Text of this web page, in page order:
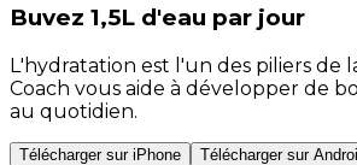
Buvez 1,5L d'eau par jour
L'hydratation est l'un des piliers de
Coach vous aide à développer de
au quotidien.
Télécharger sur iPhone Télécharger sur